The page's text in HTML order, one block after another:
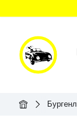
Главная